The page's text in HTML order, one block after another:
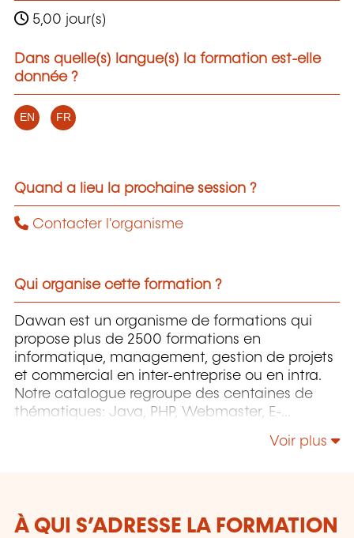
5,00 jour(s)
Dans quelle(s) langue(s) la formation est-elle
donnée ?
EN FR
Quand a lieu la prochaine session ?
Contacter l'organisme
Qui organise cette formation ?
Dawan est un organisme de formations qui
propose plus de 2500 formations en
informatique, management, gestion de projets
et commercial en inter-entreprise ou en intra.
Notre catalogue regroupe des centaines de
thématiques: Java, PHP, Webmaster, E-
Autocad, Photoshop, l'intelligence artificielle,
Voir plus
À QUI S’ADRESSE LA FORMATION